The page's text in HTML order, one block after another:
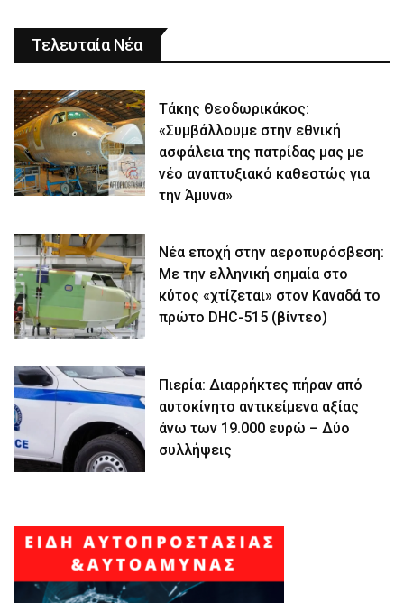
Τελευταία Νέα
Τάκης Θεοδωρικάκος:
«Συμβάλλουμε στην εθνική
ασφάλεια της πατρίδας μας με
νέο αναπτυξιακό καθεστώς για
την Άμυνα»
Νέα εποχή στην αεροπυρόσβεση:
Με την ελληνική σημαία στο
κύτος «χτίζεται» στον Καναδά το
πρώτο DHC-515 (βίντεο)
Πιερία: Διαρρήκτες πήραν από
αυτοκίνητο αντικείμενα αξίας
άνω των 19.000 ευρώ – Δύο
συλλήψεις